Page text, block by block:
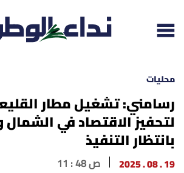
إقرأ الجريدة
لبنان
محليات
رسامني: تشغيل مطار
لتحفيز الاقتصاد في
بانتظار التنفيذ
19 . 08 . 2025 11 : 48 ص